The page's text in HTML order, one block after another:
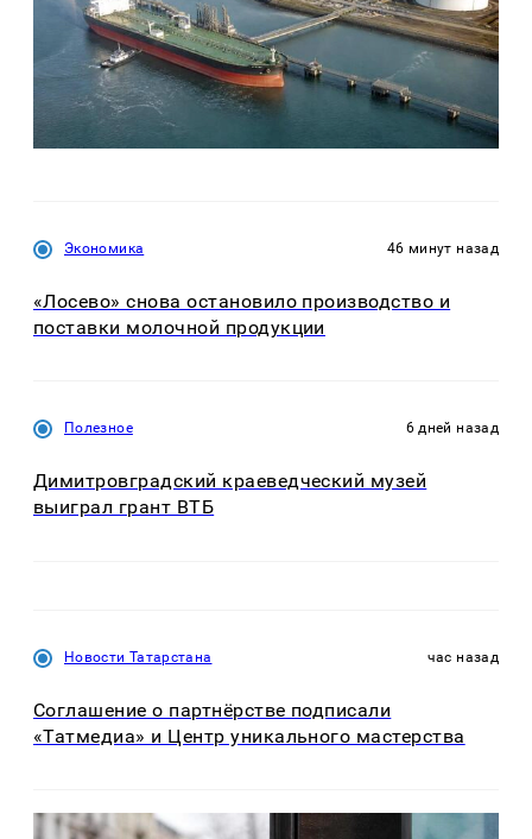
Экономика 46 минут назад
«Лосево» снова остановило производство и
поставки молочной продукции
Полезное 6 дней назад
Димитровградский краеведческий музей
выиграл грант ВТБ
Новости Татарстана час назад
Соглашение о партнёрстве подписали
«Татмедиа» и Центр уникального мастерства